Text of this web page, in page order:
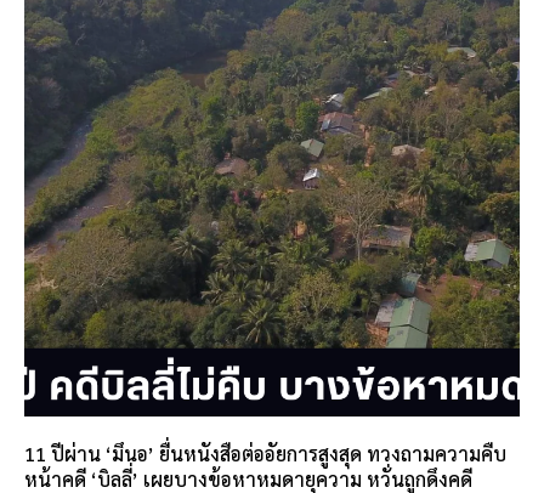
11 ปีผ่าน ‘มึนอ’ ยื่นหนังสือต่ออัยการสูงสุด ทวงถามความคืบ
หน้าคดี ‘บิลลี่’ เผยบางข้อหาหมดายุความ หวั่นถูกดึงคดี